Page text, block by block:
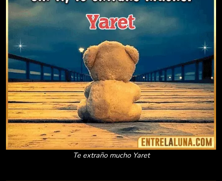
Te extraño mucho Yaret